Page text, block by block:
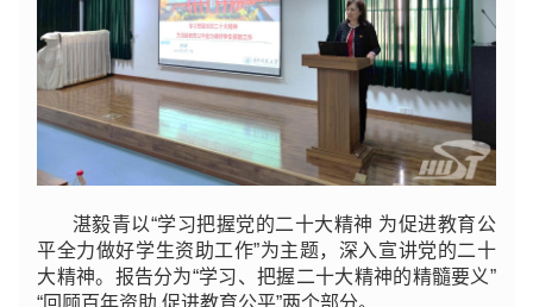
湛毅青以“学习把握党的二十大精神 为促进教育公
平全力做好学生资助工作”为主题，深入宣讲党的二十
大精神。报告分为“学习、把握二十大精神的精髓要义”
“回顾百年资助 促进教育公平”两个部分。